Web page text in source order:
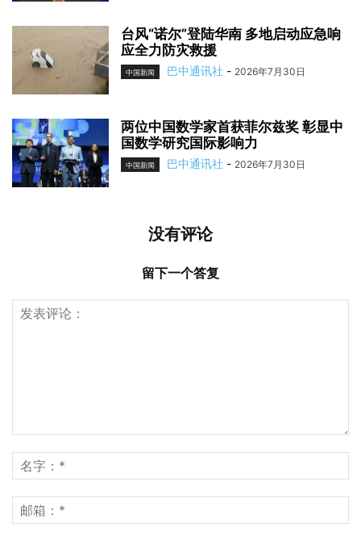
台风“诺尔”登陆华南 多地启动应急响
应全力防灾救援
中国新闻 巴中通讯社 - 2026年7月30日
两位中国数学家首获菲尔兹奖 彰显中
国数学研究国际影响力
中国新闻 巴中通讯社 - 2026年7月30日
没有评论
留下一个答复